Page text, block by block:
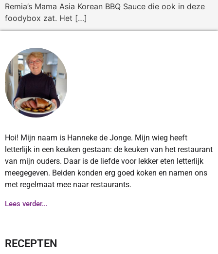
Remia’s Mama Asia Korean BBQ Sauce die ook in deze
foodybox zat. Het […]
Hoi! Mijn naam is Hanneke de Jonge. Mijn wieg heeft
letterlijk in een keuken gestaan: de keuken van het restaurant
van mijn ouders. Daar is de liefde voor lekker eten letterlijk
meegegeven. Beiden konden erg goed koken en namen ons
met regelmaat mee naar restaurants.
Lees verder...
RECEPTEN